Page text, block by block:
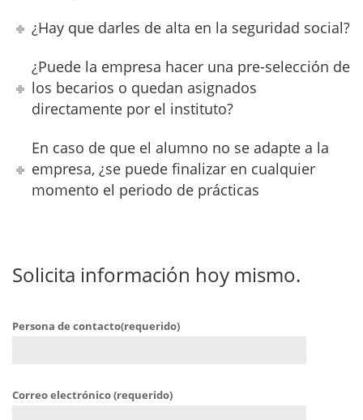
¿Hay que darles de alta en la seguridad social?
¿Puede la empresa hacer una pre-selección de
los becarios o quedan asignados
directamente por el instituto?
En caso de que el alumno no se adapte a la
empresa, ¿se puede finalizar en cualquier
momento el periodo de prácticas
Solicita información hoy mismo.
Persona de contacto(requerido)
Correo electrónico (requerido)